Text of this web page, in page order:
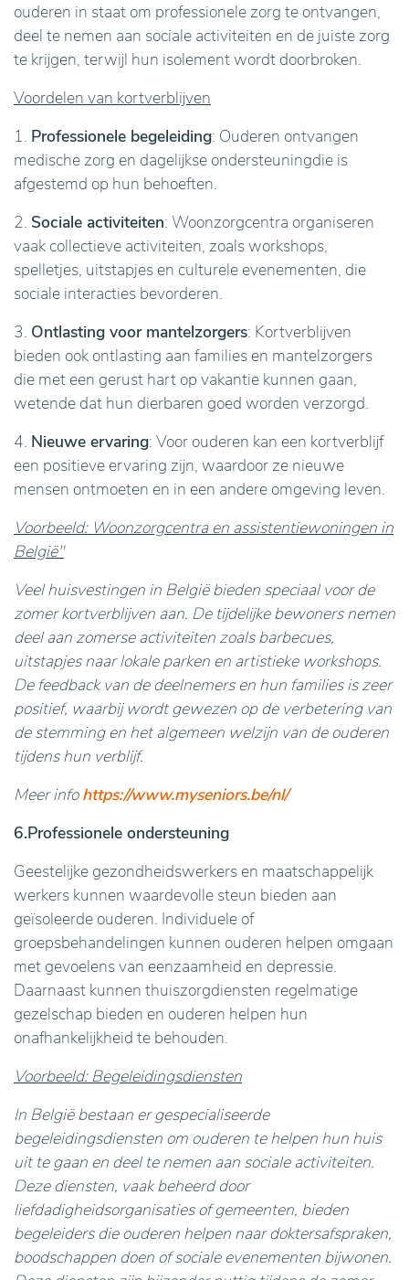
ouderen in staat om professionele zorg te ontvangen,
deel te nemen aan sociale activiteiten en de juiste zorg
te krijgen, terwijl hun isolement wordt doorbroken.
Voordelen van kortverblijven
1. Professionele begeleiding: Ouderen ontvangen
medische zorg en dagelijkse ondersteuningdie is
afgestemd op hun behoeften.
2. Sociale activiteiten: Woonzorgcentra organiseren
vaak collectieve activiteiten, zoals workshops,
spelletjes, uitstapjes en culturele evenementen, die
sociale interacties bevorderen.
3. Ontlasting voor mantelzorgers: Kortverblijven
bieden ook ontlasting aan families en mantelzorgers
die met een gerust hart op vakantie kunnen gaan,
wetende dat hun dierbaren goed worden verzorgd.
4. Nieuwe ervaring: Voor ouderen kan een kortverblijf
een positieve ervaring zijn, waardoor ze nieuwe
mensen ontmoeten en in een andere omgeving leven.
Voorbeeld: Woonzorgcentra en assistentiewoningen in
België"
Veel huisvestingen in België bieden speciaal voor de
zomer kortverblijven aan. De tijdelijke bewoners nemen
deel aan zomerse activiteiten zoals barbecues,
uitstapjes naar lokale parken en artistieke workshops.
De feedback van de deelnemers en hun families is zeer
positief, waarbij wordt gewezen op de verbetering van
de stemming en het algemeen welzijn van de ouderen
tijdens hun verblijf.
Meer infohttps://www.myseniors.be/nl/
6.Professionele ondersteuning
Geestelijke gezondheidswerkers en maatschappelijk
werkers kunnen waardevolle steun bieden aan
geïsoleerde ouderen. Individuele of
groepsbehandelingen kunnen ouderen helpen omgaan
met gevoelens van eenzaamheid en depressie.
Daarnaast kunnen thuiszorgdiensten regelmatige
gezelschap bieden en ouderen helpen hun
onafhankelijkheid te behouden.
Voorbeeld: Begeleidingsdiensten
In België bestaan er gespecialiseerde
begeleidingsdiensten om ouderen te helpen hun huis
uit te gaan en deel te nemen aan sociale activiteiten.
Deze diensten, vaak beheerd door
liefdadigheidsorganisaties of gemeenten, bieden
begeleiders die ouderen helpen naar doktersafspraken,
boodschappen doen of sociale evenementen bijwonen.